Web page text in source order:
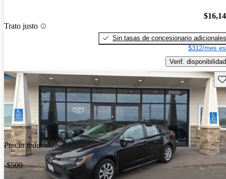
Trato justo
Sin tasas de concesionario adicionales
$312/mes
Verif. disponibilidad
Precio reducido
-$500